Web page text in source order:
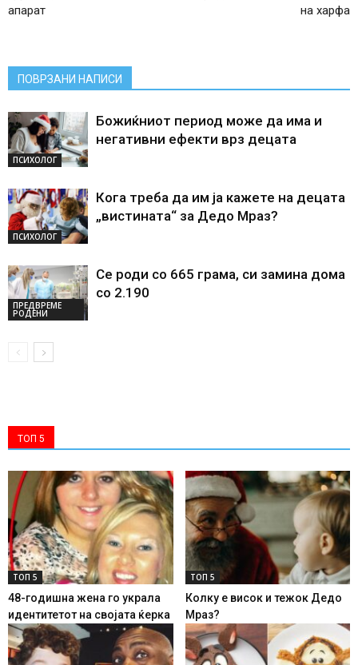
апарат
на харфа
ПОВРЗАНИ НАПИСИ
ПСИХОЛОГ
Божиќниот период може да има и
негативни ефекти врз децата
ПСИХОЛОГ
Кога треба да им ја кажете на децата
„вистината“ за Дедо Мраз?
ПРЕДВРЕМЕ
РОДЕНИ
Се роди со 665 грама, си замина дома
со 2.190
ТОП 5
ТОП 5
48-годишна жена го украла
идентитетот на својата ќерка
ТОП 5
Колку е висок и тежок Дедо
Мраз?